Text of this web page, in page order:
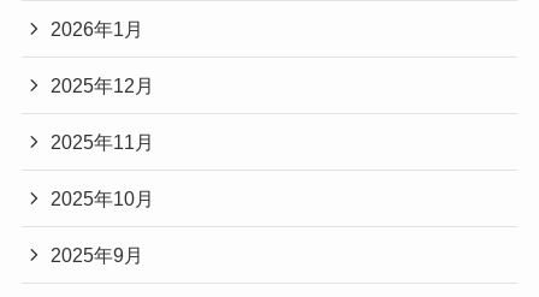
2026年1月
2025年12月
2025年11月
2025年10月
2025年9月